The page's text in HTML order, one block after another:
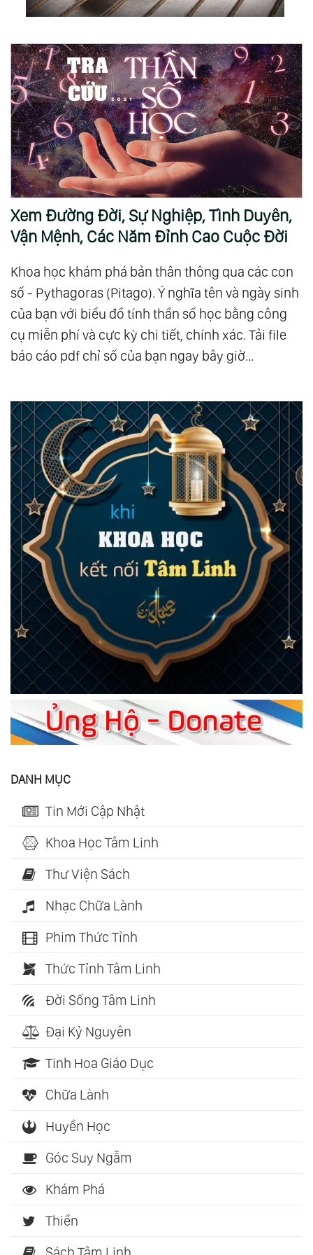
Xem Đường Đời, Sự Nghiệp, Tình Duyên,
Vận Mệnh, Các Năm Đỉnh Cao Cuộc Đời
Khoa học khám phá bản thân thông qua các con
số - Pythagoras (Pitago). Ý nghĩa tên và ngày sinh
của bạn với biểu đồ tính thần số học bằng công
cụ miễn phí và cực kỳ chi tiết, chính xác. Tải file
báo cáo pdf chỉ số của bạn ngay bây giờ...
DANH MỤC
Tin Mới Cập Nhật
Khoa Học Tâm Linh
Thư Viện Sách
Nhạc Chữa Lành
Phim Thức Tỉnh
Thức Tỉnh Tâm Linh
Đời Sống Tâm Linh
Đại Kỷ Nguyên
Tinh Hoa Giáo Dục
Chữa Lành
Huyền Học
Góc Suy Ngẫm
Khám Phá
Thiền